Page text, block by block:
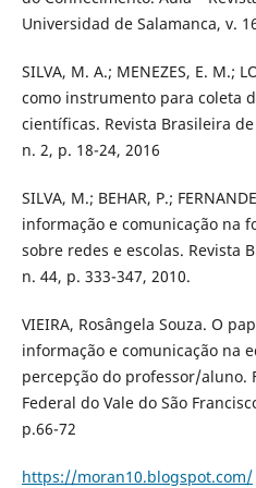
Universidad de Salamanca, v.
SILVA, M. A.; MENEZES, E. M.;
como instrumento para coleta
científicas. Revista Brasileira
n. 2, p. 18-24, 2016
SILVA, M.; BEHAR, P.;
informação e comunicação na
sobre redes e escolas. Revista
n. 44, p. 333-347, 2010.
VIEIRA, Rosângela Souza. O
informação e comunicação na
percepção do professor/aluno.
Federal do Vale do São
p.66-72
https://moran10.blogspot.com/